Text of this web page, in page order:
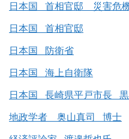
日本国 首相官邸 災害危
日本国 首相官邸
日本国 防衛省
日本国 海上自衛隊
日本国 長崎県平戸市長
地政学者 奥山真司 博士